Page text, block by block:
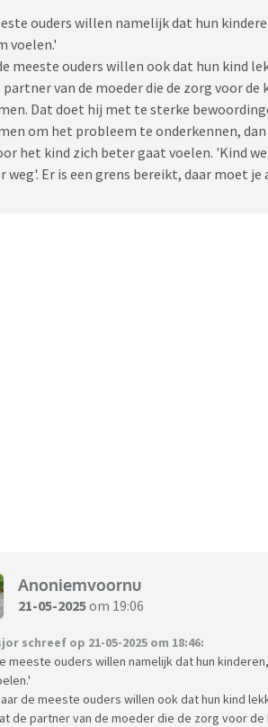
ouders willen namelijk dat hun
voelen.'
meeste ouders willen ook dat hun kind
partner van de moeder die de zorg voor
Dat doet hij met te sterke
om het probleem te onderkennen,
het kind zich beter gaat voelen. 'Kind
weg'. Er is een grens bereikt, daar moet
Anoniemvoornu
21-05-2025om 19:06
schreef op 21-05-2025 om 18:46:
meeste ouders willen namelijk dat hun
de meeste ouders willen ook dat hun kind
de partner van de moeder die de zorg voor